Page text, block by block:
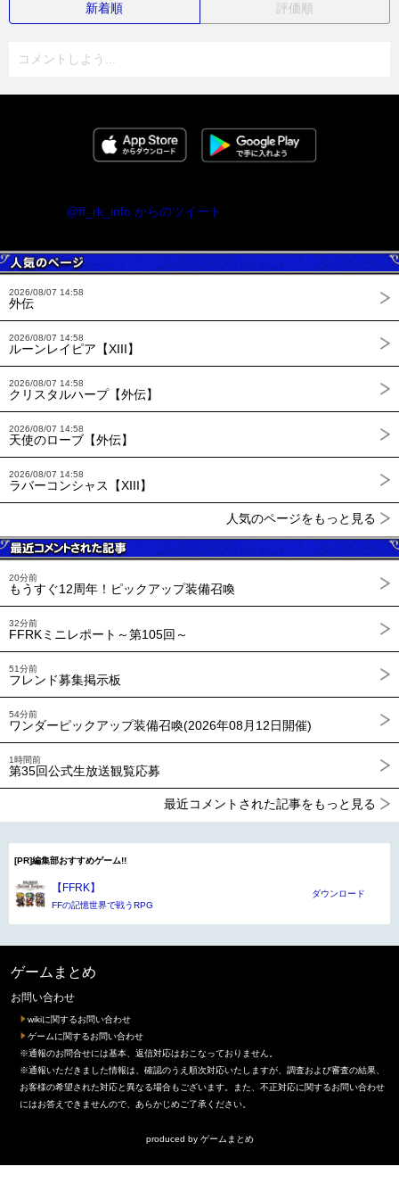
新着順 評価順
コメントしよう...
@ff_rk_info からのツイート
2026/08/07 14:58
外伝
2026/08/07 14:58
ルーンレイピア【XIII】
2026/08/07 14:58
クリスタルハープ【外伝】
2026/08/07 14:58
天使のローブ【外伝】
2026/08/07 14:58
ラバーコンシャス【XIII】
人気のページをもっと見る
20分前
もうすぐ12周年！ピックアップ装備召喚
32分前
FFRKミニレポート～第105回～
51分前
フレンド募集掲示板
54分前
ワンダーピックアップ装備召喚(2026年08月12日開催)
1時間前
第35回公式生放送観覧応募
最近コメントされた記事をもっと見る
[PR]編集部おすすめゲーム!!
【FFRK】
FFの記憶世界で戦うRPG
ダウンロード
ゲームまとめ
お問い合わせ
wikiに関するお問い合わせ
ゲームに関するお問い合わせ
※通報のお問合せには基本、返信対応はおこなっておりません。
※通報いただきました情報は、確認のうえ順次対応いたしますが、調査および審査の結果、
お客様の希望された対応と異なる場合もございます。また、不正対応に関するお問い合わせ
にはお答えできませんので、あらかじめご了承ください。
produced by ゲームまとめ